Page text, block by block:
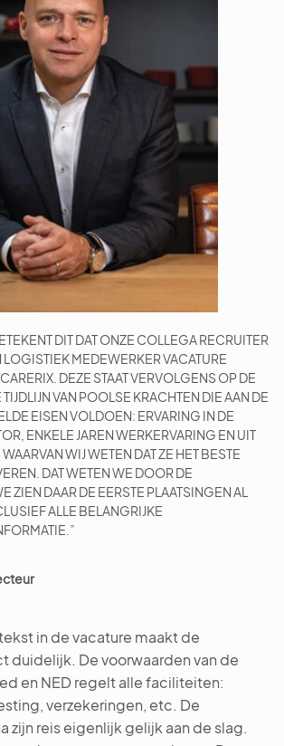
DIT DAT ONZE COLLEGA RECRUITER
LOGISTIEK MEDEWERKER VACATURE
DEZE STAAT VERVOLGENS OP DE
VAN POOLSE KRACHTEN DIE AAN DE
EISEN VOLDOEN: ERVARING IN DE
ENKELE JAREN WERKERVARING EN UIT
WIJ WETEN DAT ZE HET BESTE
DAT WETEN WE DOOR DE
ZIEN DAAR DE EERSTE PLAATSINGEN AL
ALLE BELANGRIJKE
in de vacature maakt de
duidelijk. De voorwaarden van de
en NED regelt alle faciliteiten:
verzekeringen, etc. De
zijn reis eigenlijk gelijk aan de slag.